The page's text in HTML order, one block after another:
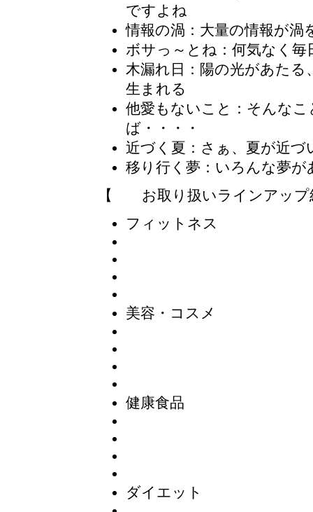
ですよね
情報の渦：大量の情報が渦
ボサっ～とね ：何気なく
木漏れ日 ：陽の光があた
生まれる
他愛もないこと：そんな
ば・・・・
近づく夏：さぁ、夏が近づ
移り行く夢：いろんな夢
【 お取り扱いラインアッ
フィットネス
美容・コスメ
健康食品
ダイエット